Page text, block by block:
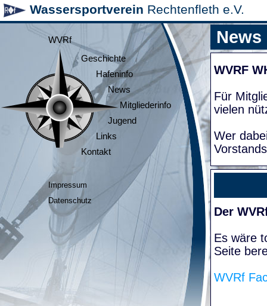
Wassersportverein Rechtenfleth e.V.
WVRf
Geschichte
Hafeninfo
News
Mitgliederinfo
Jugend
Links
Kontakt
Impressum
Datenschutz
News
WVRF
Für
vielen
Wer
Der
Es wäre
Seite
WVRf